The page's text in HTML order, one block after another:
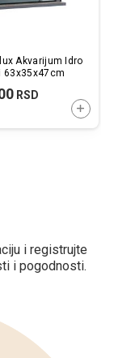
Akvarijum Idro
63x35x47cm
RSD
i registrujte
i pogodnosti.